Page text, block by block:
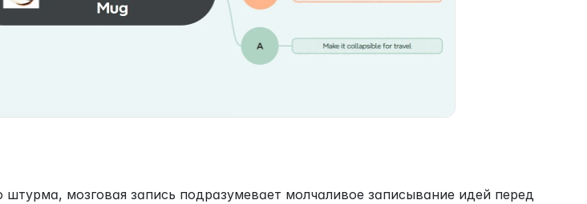
штурма, мозговая запись подразумевает молчаливое записывание идей перед